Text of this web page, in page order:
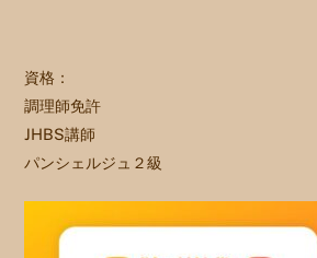
資格：
調理師免許
JHBS講師
パンシェルジュ２級